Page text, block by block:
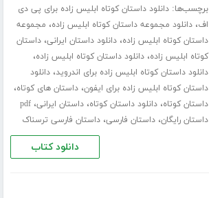
برچسب‌ها:دانلود داستان کوتاه ابلیس زاده برای پی دی
اف،دانلود مجموعه داستان کوتاه ابلیس زاده، مجموعه
داستان کوتاه ابلیس زاده،دانلود داستان ایرانی،داستان
کوتاه ابلیس زاده،دانلود داستان کوتاه ابلیس زاده،
دانلود داستان کوتاه ابلیس زاده برای اندروید،دانلود
داستان کوتاه ابلیس زاده برای ایفون،داستان های کوتاه،
داستان کوتاه،دانلود داستان کوتاه،داستان ایرانی،pdf
داستان رایگان،داستان فارسی،داستان فارسی ترسناک
دانلود کتاب